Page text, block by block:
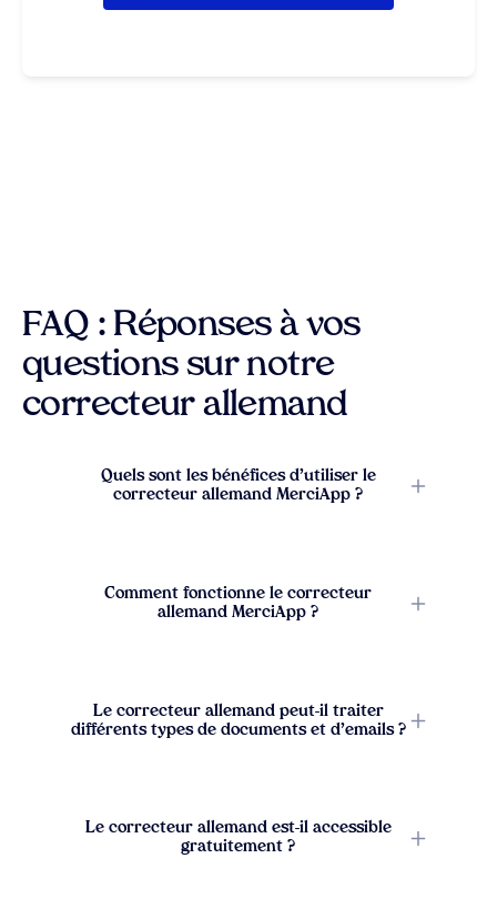
FAQ : Réponses à vos
questions sur notre
correcteur allemand
Quels sont les bénéfices d’utiliser le
correcteur allemand MerciApp ?
Comment fonctionne le correcteur
allemand MerciApp ?
Le correcteur allemand peut-il traiter
différents types de documents et d’emails ?
Le correcteur allemand est-il accessible
gratuitement ?